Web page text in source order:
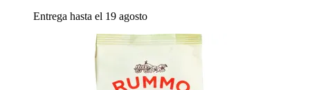
Entrega hasta el 19 agosto